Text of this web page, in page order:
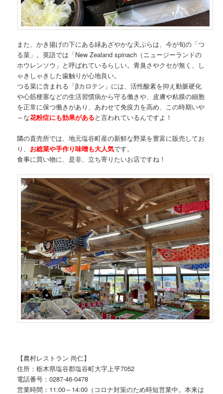
また、かき揚げの下にある緑あざやかな天ぷらは、今が旬の「つ
る菜」。英語では「New Zealand spinach（ニュージーランドの
ホウレンソウ」と呼ばれているらしい。青臭さやクセが無く、し
ゃきしゃきした歯触りが心地良い。
つる菜に含まれる「βカロテン」には、活性酸素を抑え動脈硬化
や心筋梗塞などの生活習慣病から守る働きや、皮膚や粘膜の細胞
を正常に保つ働きがあり、あわせて免疫力を高め、この時期いや
～な花粉症にも効果があると言われているんですよ！
隣の直売所では、地元塩谷町産の新鮮な野菜を豊富に販売してお
り、 お総菜や手作り味噌も大人気です。
食事に買い物に、是非、立ち寄りたいお店ですね！
【農村レストラン 尚仁】
住所：栃木県塩谷郡塩谷町大字上平7052
電話番号：0287-46-0478
営業時間：11:00～14:00（コロナ対策のため時短営業中。本来は